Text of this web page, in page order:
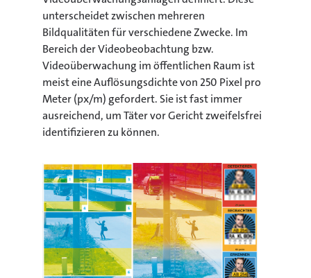
unterscheidet zwischen mehreren
Bildqualitäten für verschiedene Zwecke. Im
Bereich der Videobeobachtung bzw.
Videoüberwachung im öffentlichen Raum ist
meist eine Auflösungsdichte von 250 Pixel pro
Meter (px/m) gefordert. Sie ist fast immer
ausreichend, um Täter vor Gericht zweifelsfrei
identifizieren zu können.